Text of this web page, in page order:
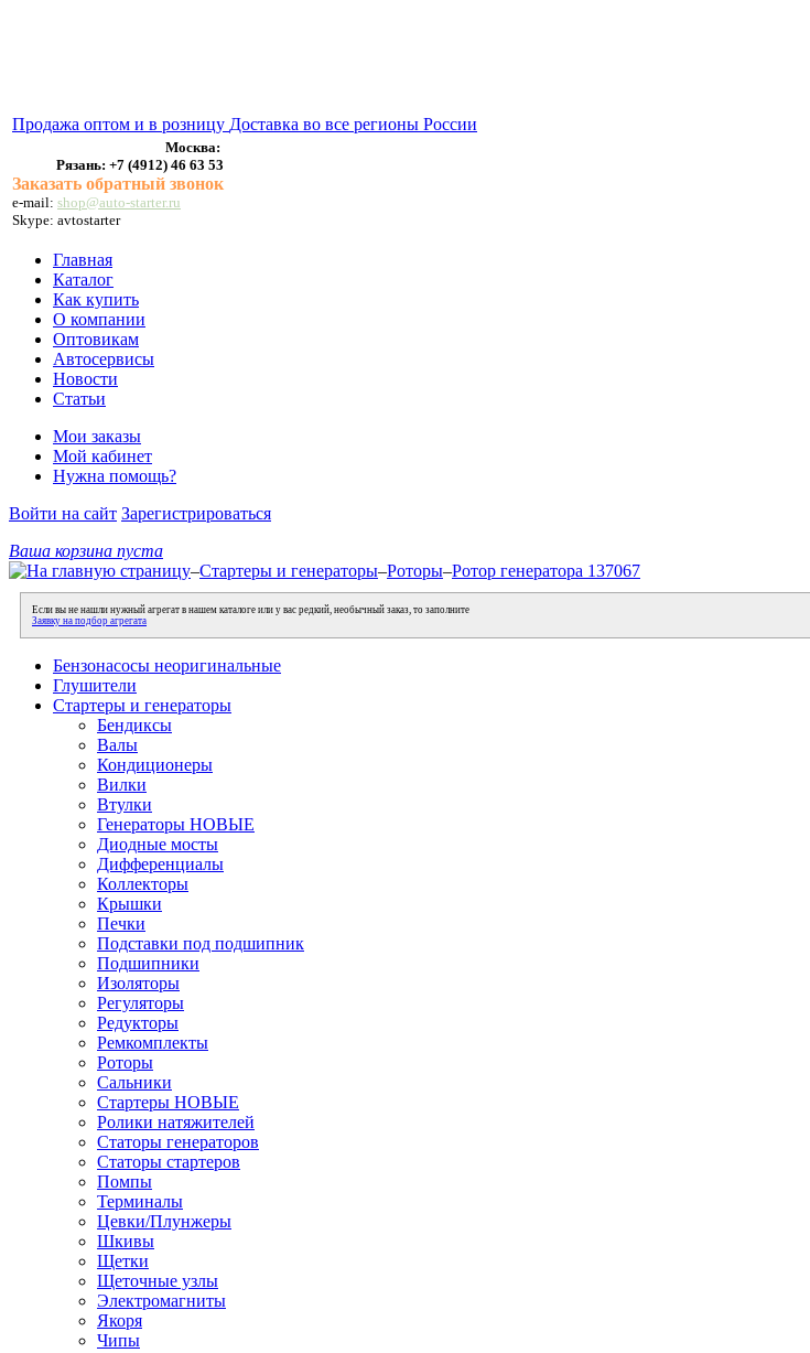
Продажа оптом и в розницу Доставка во все регионы России
Москва:
Рязань: +7 (4912) 46 63 53
Заказать обратный звонок
e-mail: shop@auto-starter.ru
Skype: avtostarter
Главная
Каталог
Как купить
О компании
Оптовикам
Автосервисы
Новости
Статьи
Мои заказы
Мой кабинет
Нужна помощь?
Войти на сайт Зарегистрироваться
Ваша корзина пуста
–Стартеры и генераторы–Роторы–Ротор генератора 137067
Если вы не нашли нужный агрегат в нашем каталоге или у вас редкий, необычный заказ, то заполните
Заявку на подбор агрегата
Бензонасосы неоригинальные
Глушители
Стартеры и генераторы
Бендиксы
Валы
Кондиционеры
Вилки
Втулки
Генераторы НОВЫЕ
Диодные мосты
Дифференциалы
Коллекторы
Крышки
Печки
Подставки под подшипник
Подшипники
Изоляторы
Регуляторы
Редукторы
Ремкомплекты
Роторы
Сальники
Стартеры НОВЫЕ
Ролики натяжителей
Статоры генераторов
Статоры стартеров
Помпы
Терминалы
Цевки/Плунжеры
Шкивы
Щетки
Щеточные узлы
Электромагниты
Якоря
Чипы